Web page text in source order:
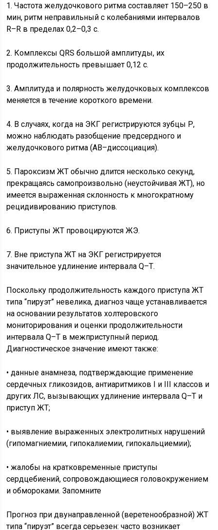
1. Частота желудочкового ритма составляет 150–250 в
мин, ритм неправильный с колебаниями интервалов
R–R в пределах 0,2–0,3 с.
2. Комплексы QRS большой амплитуды, их
продолжительность превышает 0,12 с.
3. Амплитуда и полярность желудочковых комплексов
меняется в течение короткого времени.
4. В случаях, когда на ЭКГ регистрируются зубцы Р,
можно наблюдать разобщение предсердного и
желудочкового ритма (АВ–диссоциaция).
5. Пароксизм ЖТ обычно длится несколько секунд,
прекращаясь самопроизвольно (неустойчивая ЖТ), но
имеется выраженная склонность к многократному
рецидивированию приступов.
6. Приступы ЖТ провоцируются ЖЭ.
7. Вне приступа ЖТ на ЭКГ регистрируется
значительное удлинение интервала Q–Т.
Поскольку продолжительность каждого приступа ЖТ
типа “пируэт” невелика, диагноз чаще устанавливается
на основании результатов холтеровского
мониторирования и оценки продолжительности
интервала Q–Т в межприступный период.
Диагностическое значение имеют также:
• данные анамнеза, подтверждающие применение
сердечных гликозидов, антиаритмиков I и III классов и
других ЛС, вызывающих удлинение интервала Q–Т и
приступ ЖТ;
• выявление выраженных электролитных нарушений
(гипомагниемии, гипокалиемии, гипокальциемии);
• жалобы на кратковременные приступы
сердцебиений, сопровождающиеся головокружением
и обмороками. Запомните
Прогноз при двунаправленной (веретенообразной) ЖТ
типа “пируэт” всегда серьезен: часто возникает